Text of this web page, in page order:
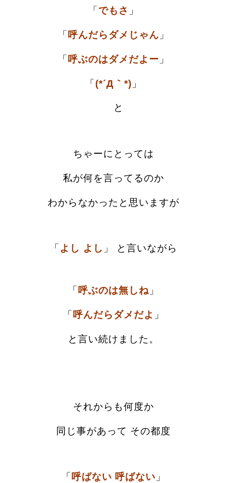
「 でもさ 」
「 呼んだらダメじゃん 」
「 呼ぶのはダメだよー 」
「(*´Д｀*) 」
と
ちゃーにとっては
私が何を言ってるのか
わからなかったと思いますが
「 よし よし 」 と言いながら
「 呼ぶのは無しね 」
「 呼んだらダメだよ 」
と言い続けました。
それからも何度か
同じ事があって その都度
「 呼ばない 呼ばない 」